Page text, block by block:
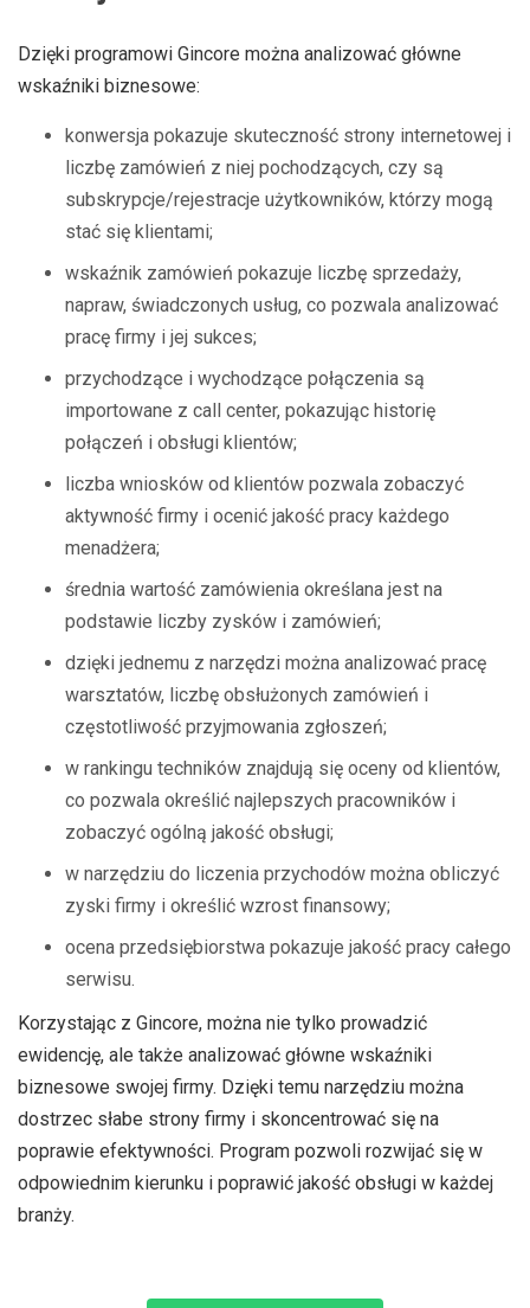
Dzięki programowi Gincore można analizować główne
wskaźniki biznesowe:
konwersja pokazuje skuteczność strony internetowej i
liczbę zamówień z niej pochodzących, czy są
subskrypcje/rejestracje użytkowników, którzy mogą
stać się klientami;
wskaźnik zamówień pokazuje liczbę sprzedaży,
napraw, świadczonych usług, co pozwala analizować
pracę firmy i jej sukces;
przychodzące i wychodzące połączenia są
importowane z call center, pokazując historię
połączeń i obsługi klientów;
liczba wniosków od klientów pozwala zobaczyć
aktywność firmy i ocenić jakość pracy każdego
menadżera;
średnia wartość zamówienia określana jest na
podstawie liczby zysków i zamówień;
dzięki jednemu z narzędzi można analizować pracę
warsztatów, liczbę obsłużonych zamówień i
częstotliwość przyjmowania zgłoszeń;
w rankingu techników znajdują się oceny od klientów,
co pozwala określić najlepszych pracowników i
zobaczyć ogólną jakość obsługi;
w narzędziu do liczenia przychodów można obliczyć
zyski firmy i określić wzrost finansowy;
ocena przedsiębiorstwa pokazuje jakość pracy całego
serwisu.
Korzystając z Gincore, można nie tylko prowadzić
ewidencję, ale także analizować główne wskaźniki
biznesowe swojej firmy. Dzięki temu narzędziu można
dostrzec słabe strony firmy i skoncentrować się na
poprawie efektywności. Program pozwoli rozwijać się w
odpowiednim kierunku i poprawić jakość obsługi w każdej
branży.